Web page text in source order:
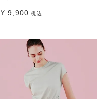
¥ 9,900 税込